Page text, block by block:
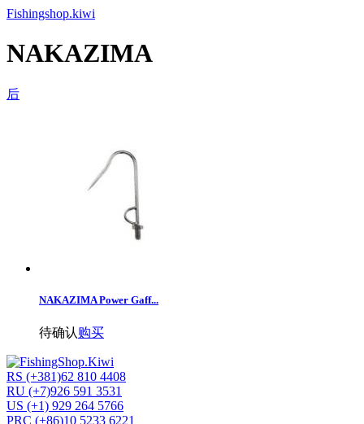
Fishingshop.kiwi
NAKAZIMA
后
NAKAZIMA Power Gaff...
待确认购买
RS (+381)62 810 4408
RU (+7)926 591 3531
US (+1) 929 264 5766
PRC (+86)10 5233 6221